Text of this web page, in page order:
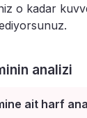
o kadar
analizi
ait harf